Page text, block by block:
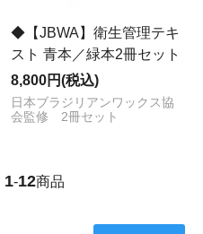
◆【JBWA】衛生管理テキ
スト 青本／緑本2冊セット
8,800円(税込)
日本ブラジリアンワックス協
会監修 2冊セット
1-12商品